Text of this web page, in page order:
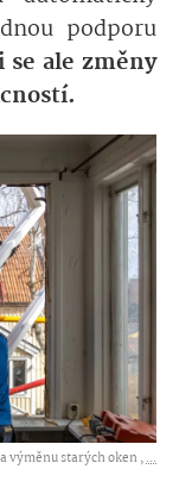
podporu
ale změny
výměnu starých oken ,...